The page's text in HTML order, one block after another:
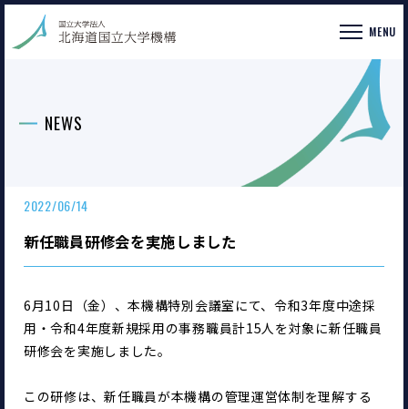
MENU
NEWS
2022/06/14
新任職員研修会を実施しました
6月10日（金）、本機構特別会議室にて、令和3年度中途採
用・令和4年度新規採用の事務職員計15人を対象に新任職員
研修会を実施しました。
この研修は、新任職員が本機構の管理運営体制を理解する